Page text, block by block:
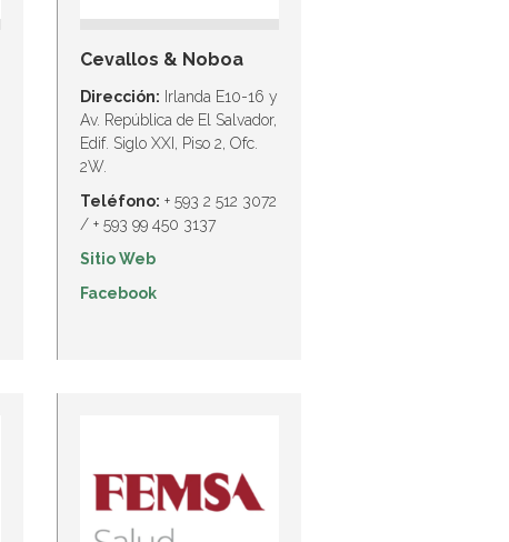
Cevallos & Noboa
Dirección: Irlanda E10-16 y
Av. República de El Salvador,
Edif. Siglo XXI, Piso 2, Ofc.
2W.
Teléfono: + 593 2 512 3072
/ + 593 99 450 3137
Sitio Web
Facebook